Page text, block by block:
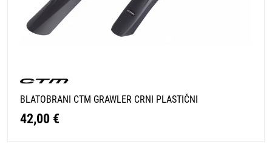
BLATOBRANI CTM GRAWLER CRNI PLASTIČNI
42,00 €